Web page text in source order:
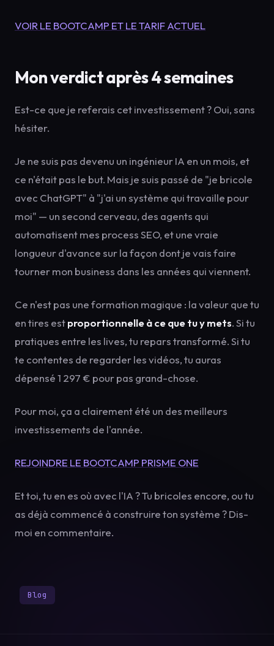
VOIR LE BOOTCAMP ET LE TARIF ACTUEL
Mon verdict après 4 semaines
Est-ce que je referais cet investissement ? Oui, sans
hésiter.
Je ne suis pas devenu un ingénieur IA en un mois, et
ce n'était pas le but. Mais je suis passé de "je bricole
avec ChatGPT" à "j'ai un système qui travaille pour
moi" — un second cerveau, des agents qui
automatisent mes process SEO, et une vraie
longueur d'avance sur la façon dont je vais faire
tourner mon business dans les années qui viennent.
Ce n'est pas une formation magique : la valeur que tu
en tires estproportionnelle à ce que tu y mets. Si tu
pratiques entre les lives, tu repars transformé. Si tu
te contentes de regarder les vidéos, tu auras
dépensé 1 297 € pour pas grand-chose.
Pour moi, ça a clairement été un des meilleurs
investissements de l'année.
REJOINDRE LE BOOTCAMP PRISME ONE
Et toi, tu en es où avec l'IA ? Tu bricoles encore, ou tu
as déjà commencé à construire ton système ? Dis-
moi en commentaire.
Blog